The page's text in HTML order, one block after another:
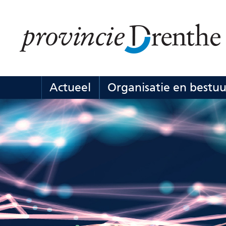
inhoud
Actueel
Actueel
Uitklappen
Organisatie en